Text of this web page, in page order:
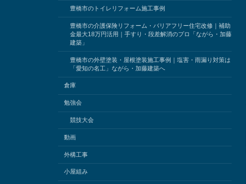
豊橋市のトイレリフォーム施工事例
豊橋市の介護保険リフォーム・バリアフリー住宅改修｜補助
金最大18万円活用｜手すり・段差解消のプロ「ながら・加藤
建築」
豊橋市の外壁塗装・屋根塗装施工事例｜塩害・雨漏り対策は
「愛知の名工」ながら・加藤建築へ
倉庫
勉強会
競技大会
動画
外構工事
小屋組み